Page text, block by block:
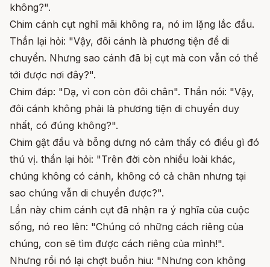
không?".
Chim cánh cụt nghĩ mãi không ra, nó im lặng lắc đầu.
Thần lại hỏi: "Vậy, đôi cánh là phương tiện để di
chuyển. Nhưng sao cánh đã bị cụt mà con vẫn có thể
tới được nơi đây?".
Chim đáp: "Dạ, vì con còn đôi chân". Thần nói: "Vậy,
đôi cánh không phải là phương tiện di chuyển duy
nhất, có đúng không?".
Chim gật đầu và bỗng dưng nó cảm thấy có điều gì đó
thú vị. thần lại hỏi: "Trên đời còn nhiều loài khác,
chúng không có cánh, không có cả chân nhưng tại
sao chúng vẫn di chuyển được?".
Lần này chim cánh cụt đã nhận ra ý nghĩa của cuộc
sống, nó reo lên: "Chúng có những cách riêng của
chúng, con sẽ tìm được cách riêng của mình!".
Nhưng rồi nó lại chợt buồn hiu: "Nhưng con không